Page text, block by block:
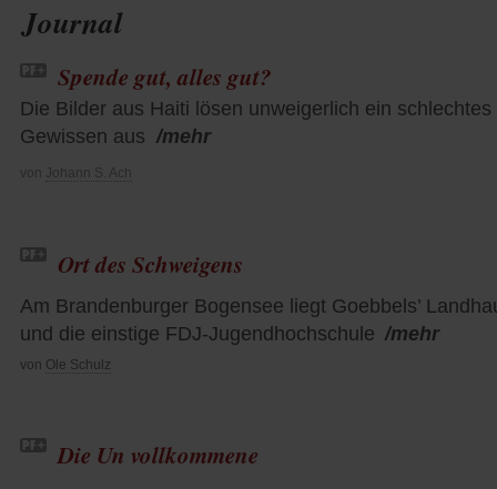
Journal
Spende gut, alles gut?
Die Bilder aus Haiti lösen unweigerlich ein schlechtes
Gewissen aus /mehr
von Johann S. Ach
Ort des Schweigens
Am Brandenburger Bogensee liegt Goebbels’
und die einstige FDJ-Jugendhochschule /mehr
von Ole Schulz
Die Un vollkommene